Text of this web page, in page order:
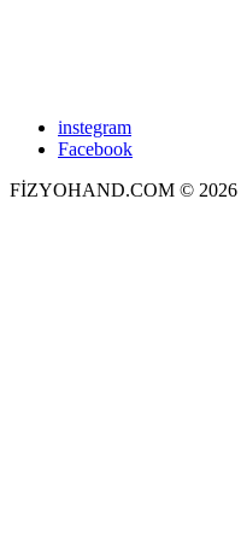
instegram
Facebook
FİZYOHAND.COM © 2026